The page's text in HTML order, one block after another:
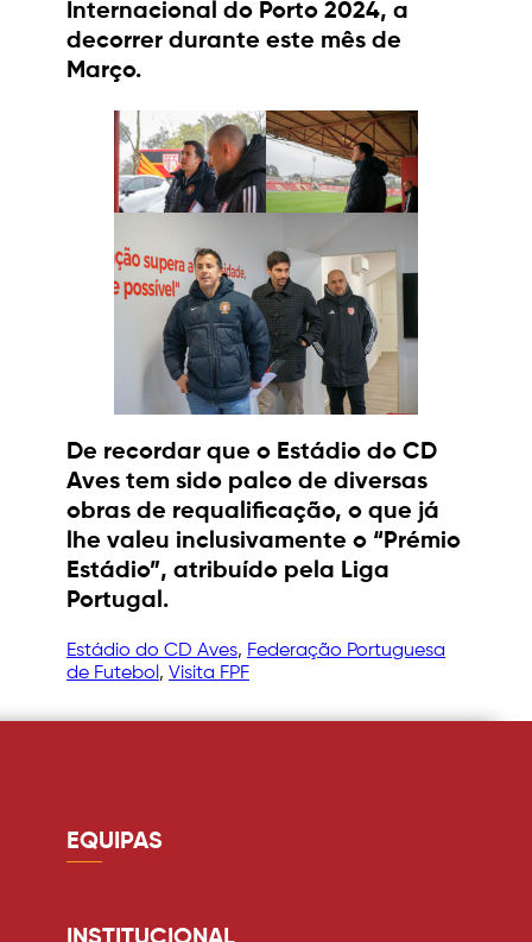
Internacional do Porto 2024, a
decorrer durante este mês de
Março.
De recordar que o Estádio do CD
Aves tem sido palco de diversas
obras de requalificação, o que já
lhe valeu inclusivamente o “Prémio
Estádio”, atribuído pela Liga
Portugal.
Estádio do CD Aves, Federação Portuguesa
de Futebol, Visita FPF
EQUIPAS
Defesa